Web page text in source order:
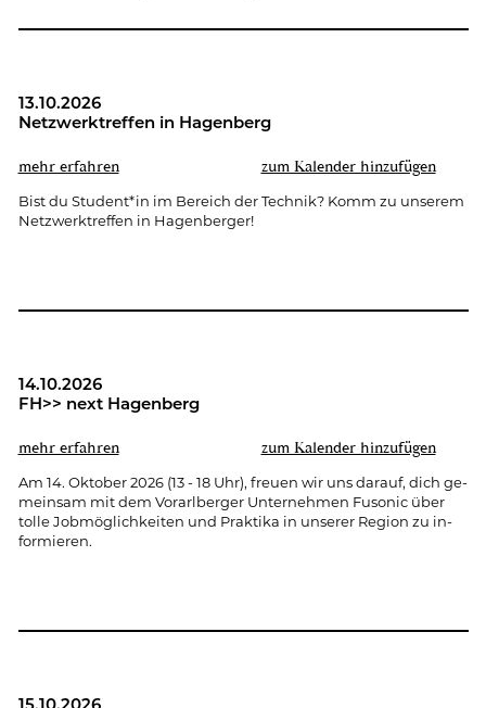
13.10.2026
Netz­werk­tref­fen in Ha­gen­berg
mehr er­fah­ren zum Ka­len­der hin­zu­fü­gen
Bist du Stu­dent*in im Be­reich der Tech­nik? Komm zu un­se­rem
Netz­werk­tref­fen in Ha­gen­ber­ger!
14.10.2026
FH>> next Ha­gen­berg
mehr er­fah­ren zum Ka­len­der hin­zu­fü­gen
Am 14. Ok­to­ber 2026 (13 - 18 Uhr), freu­en wir uns dar­auf, dich ge­
mein­sam mit dem Vor­arl­ber­ger Un­ter­neh­men Fu­so­nic über
tolle Job­mög­lich­kei­ten und Prak­ti­ka in un­se­rer Re­gi­on zu in­
for­mie­ren.